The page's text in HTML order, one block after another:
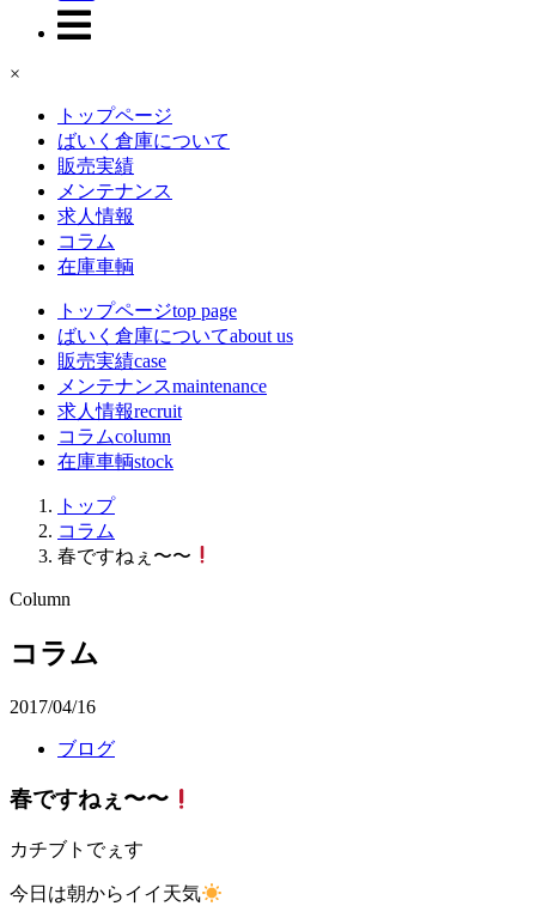
×
トップページ
ばいく倉庫について
販売実績
メンテナンス
求人情報
コラム
在庫車輌
トップページtop page
ばいく倉庫についてabout us
販売実績case
メンテナンスmaintenance
求人情報recruit
コラムcolumn
在庫車輌stock
トップ
コラム
春ですねぇ〜〜
Column
コラム
2017/04/16
ブログ
春ですねぇ〜〜
カチブトでぇす
今日は朝からイイ天気